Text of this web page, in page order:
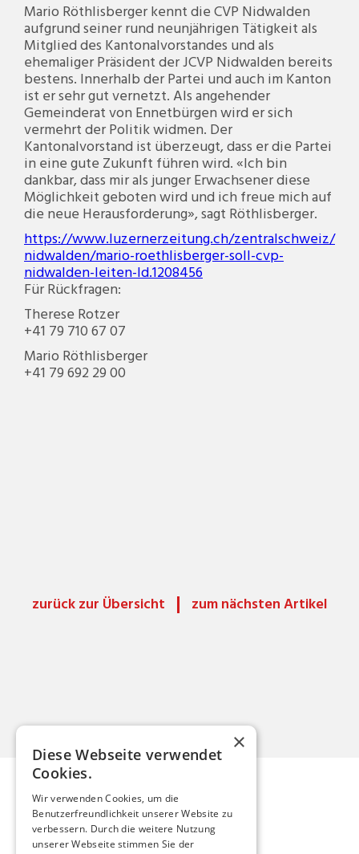
Mario Röthlisberger kennt die CVP Nidwalden
aufgrund seiner rund neunjährigen Tätigkeit als
Mitglied des Kantonalvorstandes und als
ehemaliger Präsident der JCVP Nidwalden bereits
bestens. Innerhalb der Partei und auch im Kanton
ist er sehr gut vernetzt. Als angehender
Gemeinderat von Ennetbürgen wird er sich
vermehrt der Politik widmen. Der
Kantonalvorstand ist überzeugt, dass er die Partei
in eine gute Zukunft führen wird. «Ich bin
dankbar, dass mir als junger Erwachsener diese
Möglichkeit geboten wird und ich freue mich auf
die neue Herausforderung», sagt Röthlisberger.
https://www.luzernerzeitung.ch/zentralschweiz/
nidwalden/mario-roethlisberger-soll-cvp-
nidwalden-leiten-ld.1208456
Für Rückfragen:
Therese Rotzer
+41 79 710 67 07
Mario Röthlisberger
+41 79 692 29 00
zurück zur Übersicht zum nächsten Artikel
Mario Röthlisberger
×
Diese Webseite verwendet
Cookies.
Wir verwenden Cookies, um die
Benutzerfreundlichkeit unserer Website zu
verbessern. Durch die weitere Nutzung
unserer Webseite stimmen Sie der